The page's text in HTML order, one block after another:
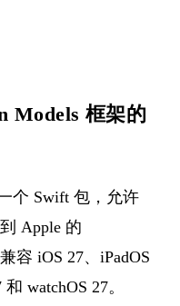
Models 框架的
个 Swift 包，允许
Apple 的
容 iOS 27、iPadOS
watchOS 27。